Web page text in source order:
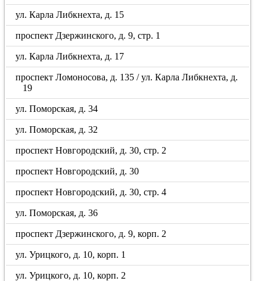
ул. Карла Либкнехта, д. 15
проспект Дзержинского, д. 9, стр. 1
ул. Карла Либкнехта, д. 17
проспект Ломоносова, д. 135 / ул. Карла Либкнехта, д.
19
ул. Поморская, д. 34
ул. Поморская, д. 32
проспект Новгородский, д. 30, стр. 2
проспект Новгородский, д. 30
проспект Новгородский, д. 30, стр. 4
ул. Поморская, д. 36
проспект Дзержинского, д. 9, корп. 2
ул. Урицкого, д. 10, корп. 1
ул. Урицкого, д. 10, корп. 2